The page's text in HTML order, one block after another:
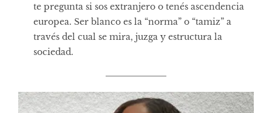
te pregunta si sos extranjero o tenés ascendencia
europea. Ser blanco es la “norma” o “tamiz” a
través del cual se mira, juzga y estructura la
sociedad.